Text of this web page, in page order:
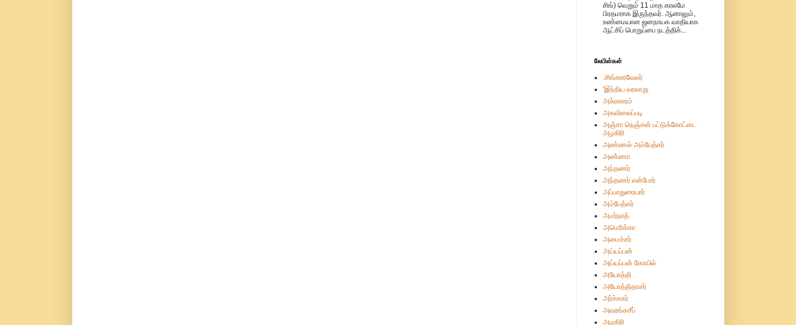
சிங்) வெறும் 11 மாத காலமே
பிரதமராக இருந்தவர். ஆனாலும்,
உண்மையான ஜனநாயக வாதியாக
ஆட்சிப் பொறுப்பை நடத்திக்...
லேபிள்கள்
.சிங்காரவேலர்
'இந்திய வரலாறு
அக்ரகாரம்
அகவிலைப்படி
அஞ்சா நெஞ்சன் பட்டுக்கோட்டை
அழகிரி
அண்ணல் அம்பேத்கர்
அண்ணா
அந்தணர்
அந்தணர் என்போர்
அப்பாதுரையார்
அம்பேத்கர்
அமர்நாத்
அமெரிக்கா
அமைச்சர்
அய்யப்பன்
அய்யப்பன் கோயில்
அயோத்தி
அயோத்திதாசர்
அர்ச்சகர்
அவரங்கசீப்
அழகிரி